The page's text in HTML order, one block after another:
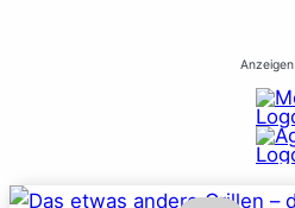
Anzeigen